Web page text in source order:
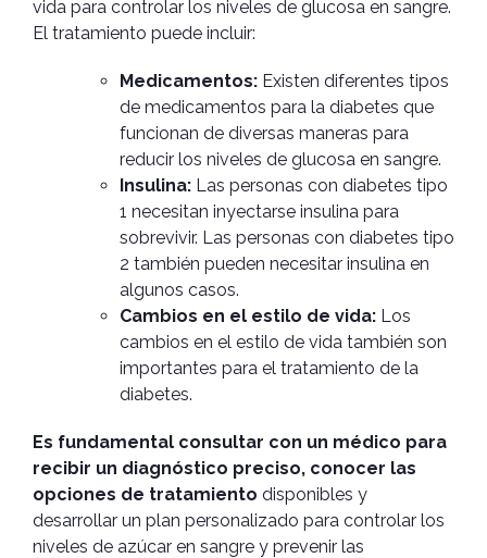
vida para controlar los niveles de glucosa en sangre.
El tratamiento puede incluir:
Medicamentos: Existen diferentes tipos
de medicamentos para la diabetes que
funcionan de diversas maneras para
reducir los niveles de glucosa en sangre.
Insulina: Las personas con diabetes tipo
1 necesitan inyectarse insulina para
sobrevivir. Las personas con diabetes tipo
2 también pueden necesitar insulina en
algunos casos.
Cambios en el estilo de vida: Los
cambios en el estilo de vida también son
importantes para el tratamiento de la
diabetes.
Es fundamental consultar con un médico para
recibir un diagnóstico preciso, conocer las
opciones de tratamiento disponibles y
desarrollar un plan personalizado para controlar los
niveles de azúcar en sangre y prevenir las